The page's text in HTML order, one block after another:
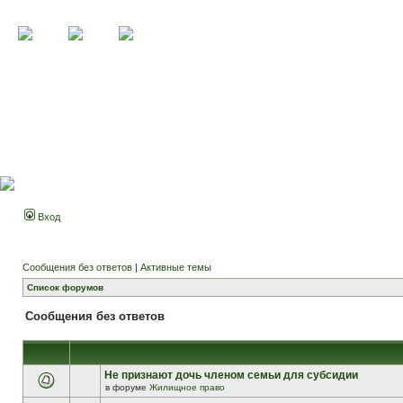
Вход
Сообщения без ответов | Активные темы
Список форумов
Сообщения без ответов
Не признают дочь членом семьи для субсидии
в форуме Жилищное право